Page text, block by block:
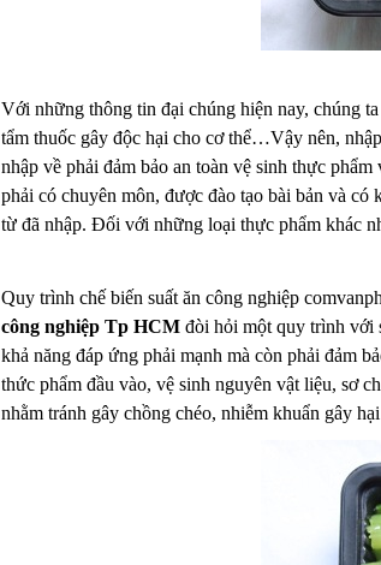
Với những thông tin đại chúng hiện nay, chúng
tẩm thuốc gây độc hại cho cơ thể…Vậy nên,
nhập về phải đảm bảo an toàn vệ sinh thực
phải có chuyên môn, được đào tạo bài bản và
từ đã nhập. Đối với những loại thực phẩm khác
Quy trình chế biến suất ăn công nghiệp
công nghiệp Tp HCMđòi hỏi một quy trình với
khả năng đáp ứng phải mạnh mà còn phải đảm
thức phẩm đầu vào, vệ sinh nguyên vật liệu, sơ
nhằm tránh gây chồng chéo, nhiễm khuẩn gây